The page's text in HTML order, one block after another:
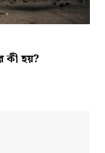
কী হয়?